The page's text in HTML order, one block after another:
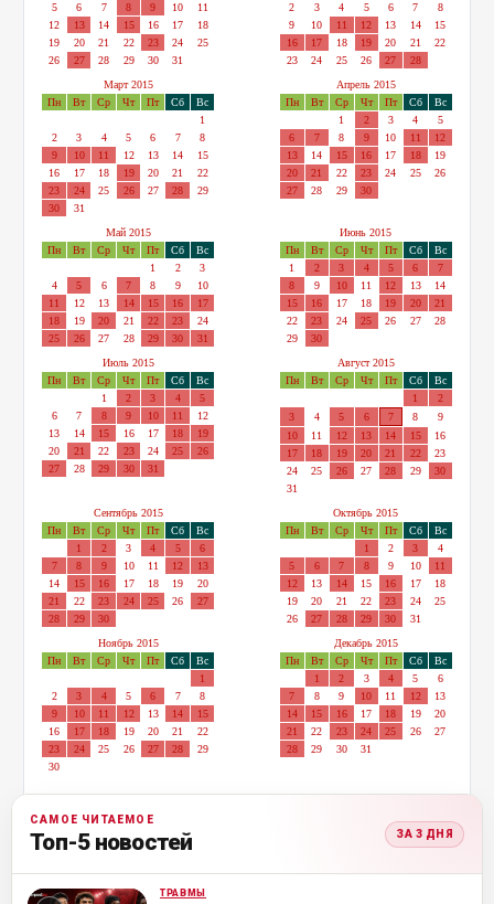
5
6 7 8 9 10
11
12
13 14 15 16 17
18
19
20 21 22 23 24
25
26
27 28 29 30 31
2
3 4 5 6 7
8
9
10 11 12 13 14
15
16
17 18 19 20 21
22
23
24 25 26 27
28
Март 2015
Пн
Вт Ср Чт Пт Сб
Вс
1
2
3 4 5 6 7
8
9
10 11 12 13 14
15
16
17 18 19 20 21
22
23
24 25 26 27 28
29
30
31
Апрель 2015
Пн
Вт Ср Чт Пт Сб
Вс
1
2 3 4
5
6
7 8 9 10 11
12
13
14 15 16 17 18
19
20
21 22 23 24 25
26
27
28 29 30
Май 2015
Пн
Вт Ср Чт Пт Сб
Вс
1
2
3
4
5 6 7 8 9
10
11
12 13 14 15 16
17
18
19 20 21 22 23
24
25
26 27 28 29 30 31
Июнь 2015
Пн
Вт Ср Чт Пт Сб
Вс
1
2 3 4 5 6
7
8
9 10 11 12 13
14
15
16 17 18 19 20
21
22
23 24 25 26 27
28
29
30
Июль 2015
Пн
Вт Ср Чт Пт Сб
Вс
1
2 3 4
5
6
7 8 9 10 11
12
13
14 15 16 17 18
19
20
21 22 23 24 25
26
27
28 29 30 31
Август 2015
Пн
Вт Ср Чт Пт Сб
Вс
1
2
3
4 5 6 7 8
9
10
11 12 13 14 15
16
17
18 19 20 21 22
23
24
25 26 27 28 29
30
31
Сентябрь 2015
Пн
Вт Ср Чт Пт Сб
Вс
1
2 3 4 5
6
7
8 9 10 11 12
13
14
15 16 17 18 19
20
21
22 23 24 25 26
27
28
29 30
Октябрь 2015
Пн
Вт Ср Чт Пт Сб
Вс
1
2 3
4
5
6 7 8 9 10
11
12
13 14 15 16 17
18
19
20 21 22 23 24
25
26
27 28 29 30
31
Ноябрь 2015
Пн
Вт Ср Чт Пт Сб
Вс
1
2
3 4 5 6 7
8
9
10 11 12 13 14
15
16
17 18 19 20 21
22
23
24 25 26 27 28
29
30
Декабрь 2015
Пн
Вт Ср Чт Пт Сб
Вс
1
2 3 4 5
6
7
8 9 10 11 12
13
14
15 16 17 18 19
20
21
22 23 24 25 26
27
28
29 30 31
САМОЕ ЧИТАЕМОЕ
Топ-5 новостей ЗА 3 ДНЯ
ТРАВМЫ